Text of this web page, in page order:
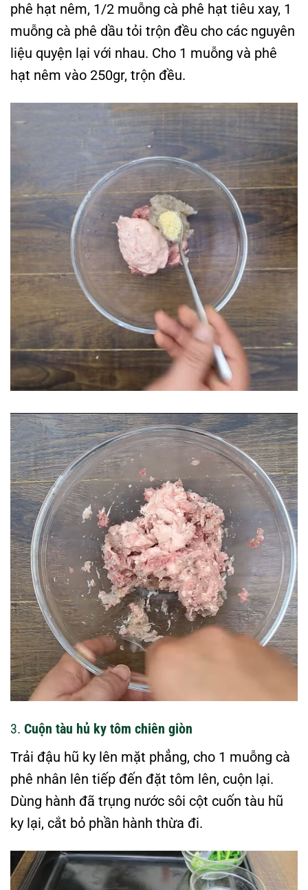
phê hạt nêm, 1/2 muỗng cà phê hạt tiêu xay, 1
muỗng cà phê dầu tỏi trộn đều cho các nguyên
liệu quyện lại với nhau. Cho 1 muỗng và phê
hạt nêm vào 250gr, trộn đều.
3. Cuộn tàu hủ ky tôm chiên giòn
Trải đậu hũ ky lên mặt phẳng, cho 1 muỗng cà
phê nhân lên tiếp đến đặt tôm lên, cuộn lại.
Dùng hành đã trụng nước sôi cột cuốn tàu hũ
ky lại, cắt bỏ phần hành thừa đi.